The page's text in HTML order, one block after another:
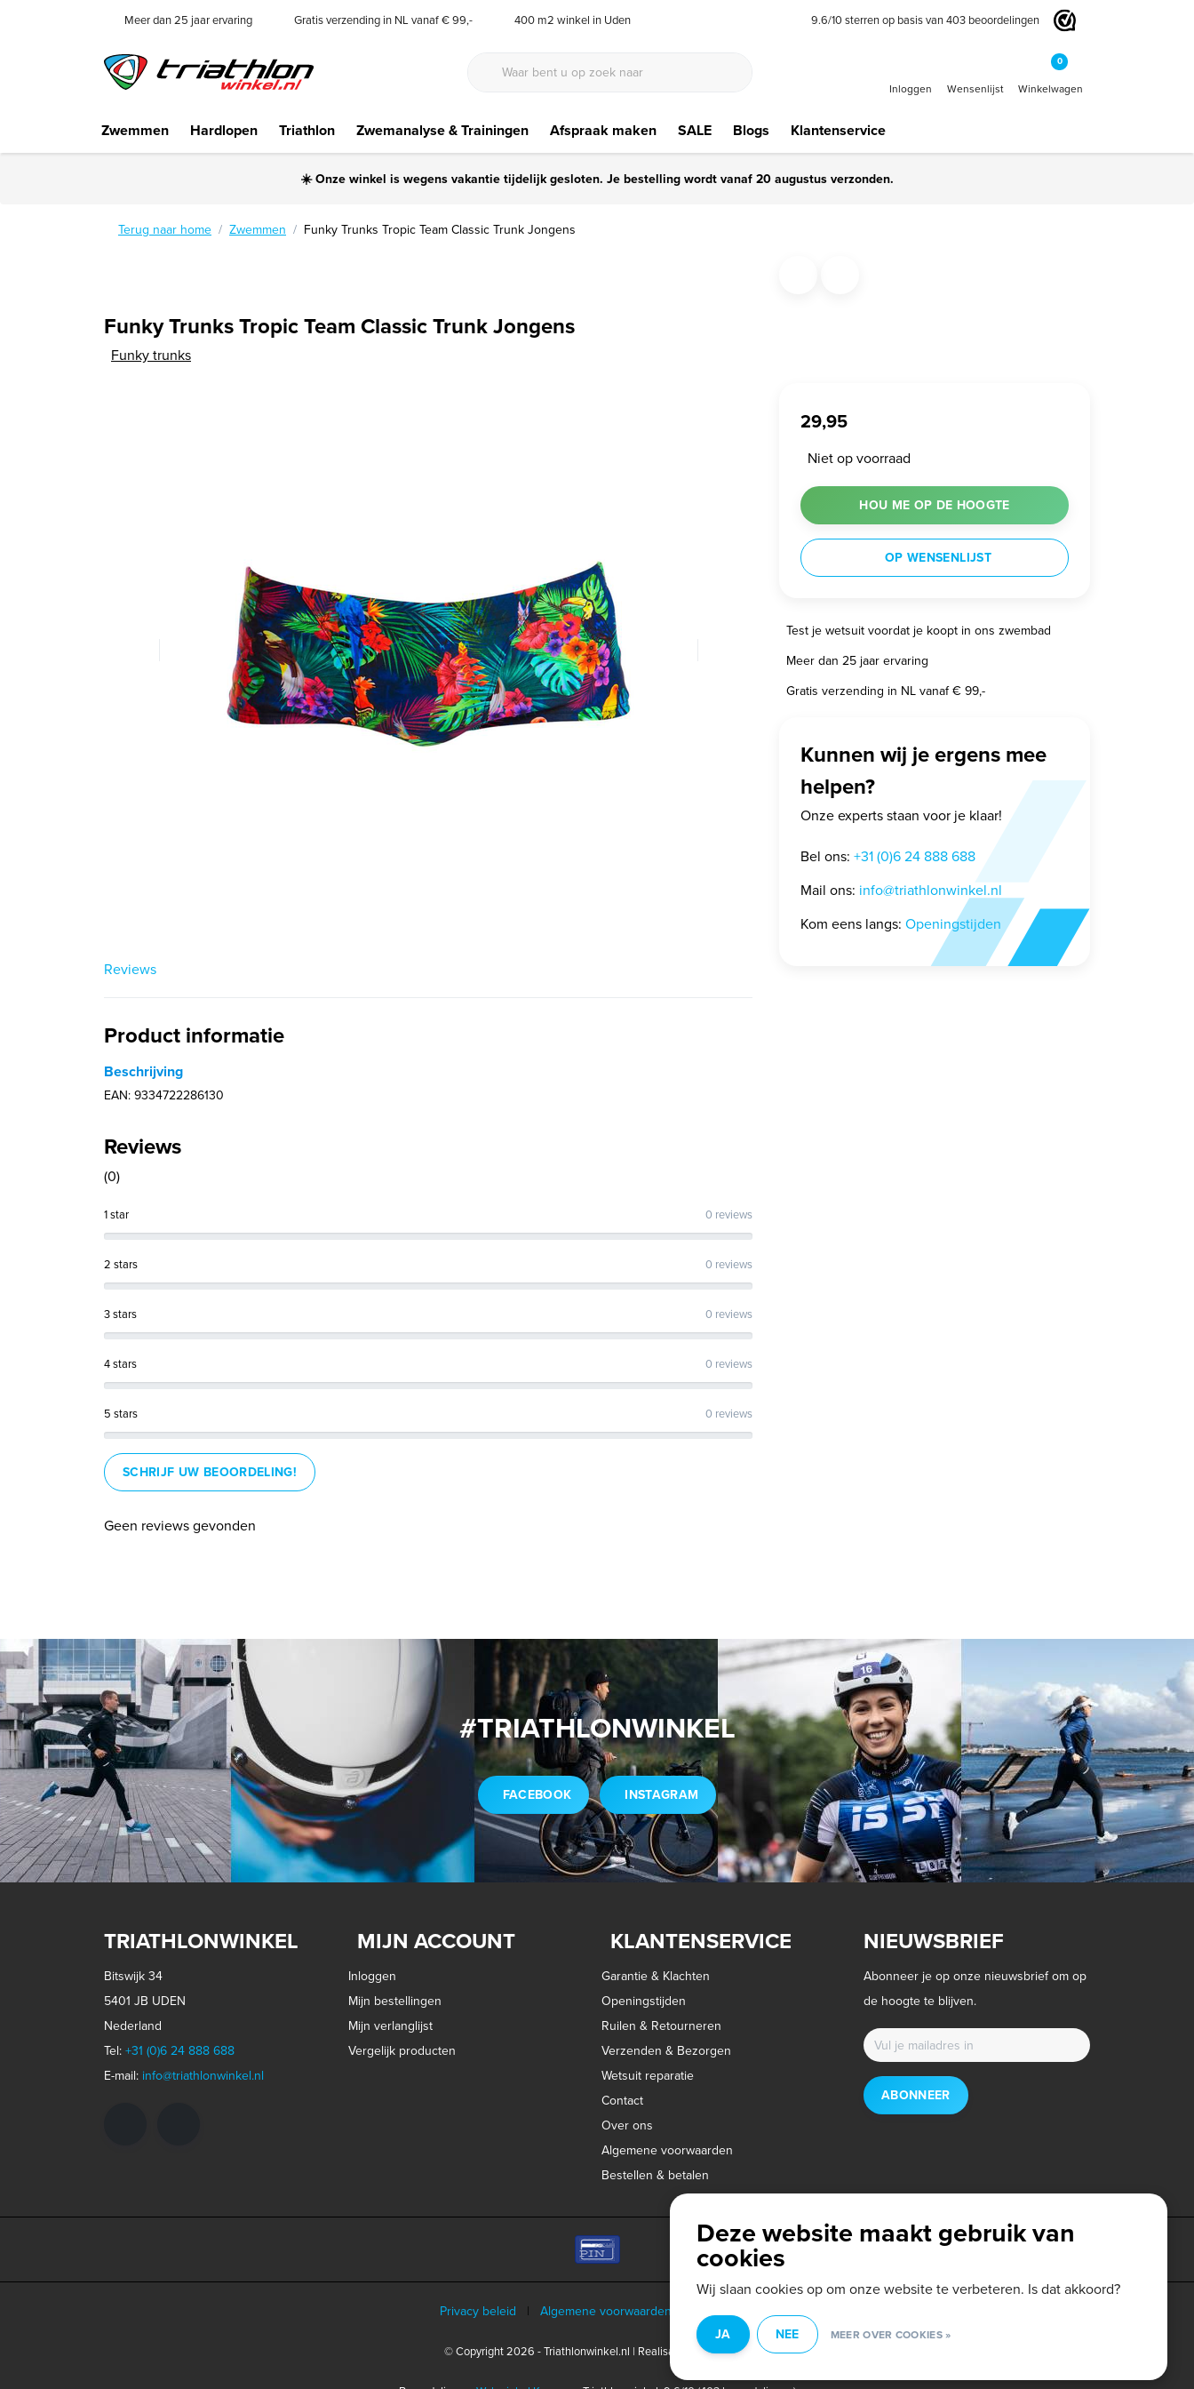
Meer dan 25 jaar ervaring Gratis verzending in NL vanaf € 99,- 400 m2 winkel in Uden 9.6/10sterren op basis van 403 beoordelingen
Inloggen Wensenlijst
0
Winkelwagen
Zwemmen Hardlopen Triathlon Zwemanalyse & Trainingen Afspraak maken SALE Blogs Klantenservice
☀️ Onze winkel is wegens vakantie tijdelijk gesloten. Je bestelling wordt vanaf 20 augustus verzonden.
Terug naar home Zwemmen Funky Trunks Tropic Team Classic Trunk Jongens
Funky Trunks Tropic Team Classic Trunk Jongens
Funky trunks
29,95
Niet op voorraad
HOU ME OP DE HOOGTE
OP WENSENLIJST
Test je wetsuit voordat je koopt in ons zwembad
Meer dan 25 jaar ervaring
Gratis verzending in NL vanaf € 99,-
Kunnen wij je ergens mee
helpen?
Onze experts staan voor je klaar!
Bel ons: +31 (0)6 24 888 688
Mail ons: info@triathlonwinkel.nl
Kom eens langs: Openingstijden
Reviews
Product informatie
Beschrijving
EAN: 9334722286130
Reviews
(0)
1 star 0 reviews
2 stars 0 reviews
3 stars 0 reviews
4 stars 0 reviews
5 stars 0 reviews
SCHRIJF UW BEOORDELING!
Geen reviews gevonden
#TRIATHLONWINKEL
FACEBOOK INSTAGRAM
TRIATHLONWINKEL
Bitswijk 34
5401 JB UDEN
Nederland
Tel:+31 (0)6 24 888 688
E-mail: info@triathlonwinkel.nl
MIJN ACCOUNT
Inloggen
Mijn bestellingen
Mijn verlanglijst
Vergelijk producten
KLANTENSERVICE
Garantie & Klachten
Openingstijden
Ruilen & Retourneren
Verzenden & Bezorgen
Wetsuit reparatie
Contact
Over ons
Algemene voorwaarden
Bestellen & betalen
NIEUWSBRIEF
Abonneer je op onze nieuwsbrief om op
de hoogte te blijven.
ABONNEER
Privacy beleid | Algemene voorwaarden Disclaimer
© Copyright 2026 - Triathlonwinkel.nl | Realisatie InStijl Media
Deze website maakt gebruik van
cookies
Wij slaan cookies op om onze website te verbeteren. Is dat akkoord?
JA NEE MEER OVER COOKIES »